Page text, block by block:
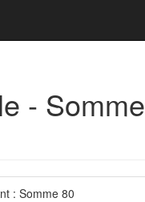
- Somme
: Somme 80